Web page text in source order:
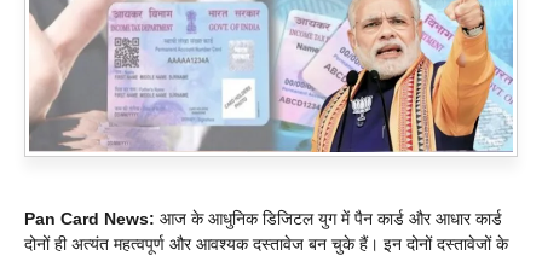
Pan Card News: आज के आधुनिक डिजिटल युग में पैन कार्ड और आधार कार्ड
दोनों ही अत्यंत महत्वपूर्ण और आवश्यक दस्तावेज बन चुके हैं। इन दोनों दस्तावेजों के